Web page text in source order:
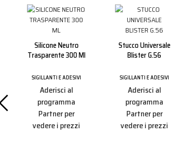
Silicone Neutro
Trasparente 300 Ml
SIGILLANTI E ADESIVI
Aderisci al
programma
Partner per
vedere i prezzi
Stucco Universale
Blister G.56
SIGILLANTI E ADESIVI
Aderisci al
programma
Partner per
vedere i prezzi